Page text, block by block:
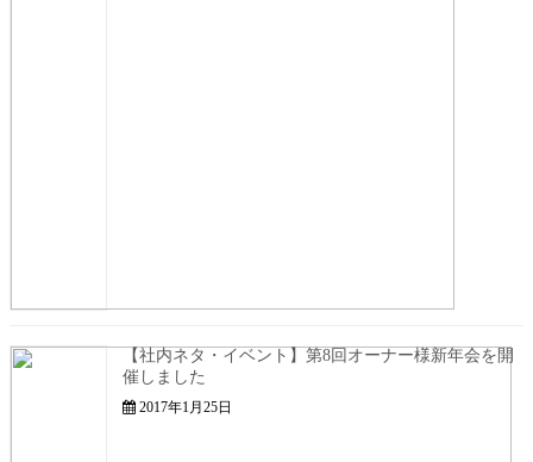
【社内ネタ・イベント】第8回オーナー様新年会を開
催しました
2017年1月25日